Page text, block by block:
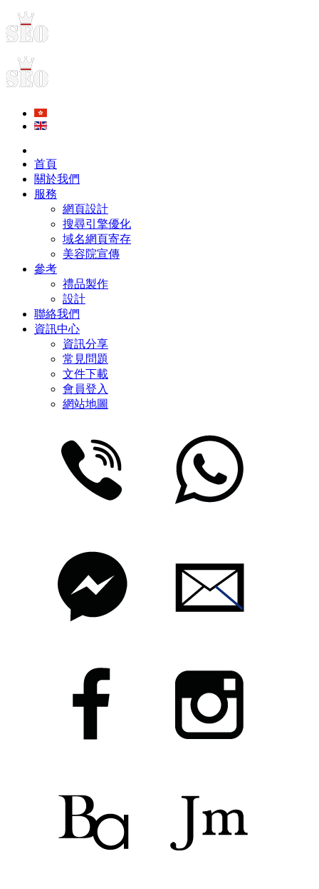
首頁
關於我們
服務
網頁設計
搜尋引擎優化
域名網頁寄存
美容院宣傳
參考
禮品製作
設計
聯絡我們
資訊中心
資訊分享
常見問題
文件下載
會員登入
網站地圖